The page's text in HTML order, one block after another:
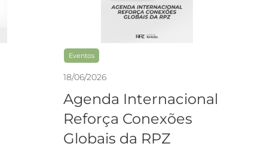
Eventos
18/06/2026
Agenda Internacional
Reforça Conexões
Globais da RPZ